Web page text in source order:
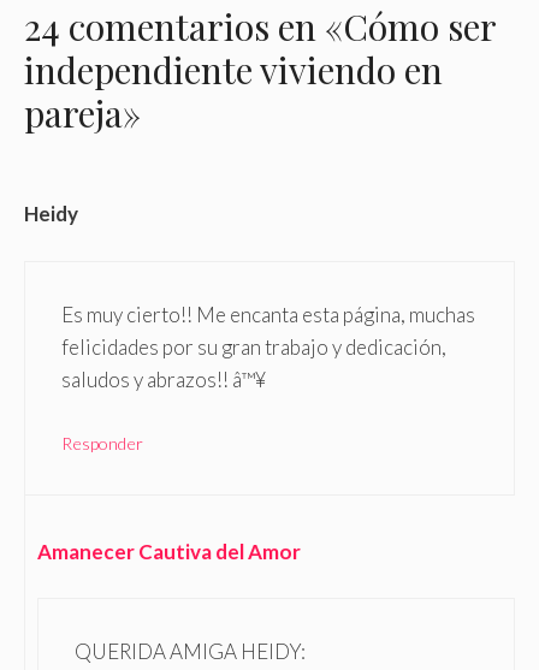
24 comentarios en «Cómo ser
independiente viviendo en
pareja»
Heidy
Es muy cierto!! Me encanta esta página, muchas
felicidades por su gran trabajo y dedicación,
saludos y abrazos!! â™¥
Responder
Amanecer Cautiva del Amor
QUERIDA AMIGA HEIDY: